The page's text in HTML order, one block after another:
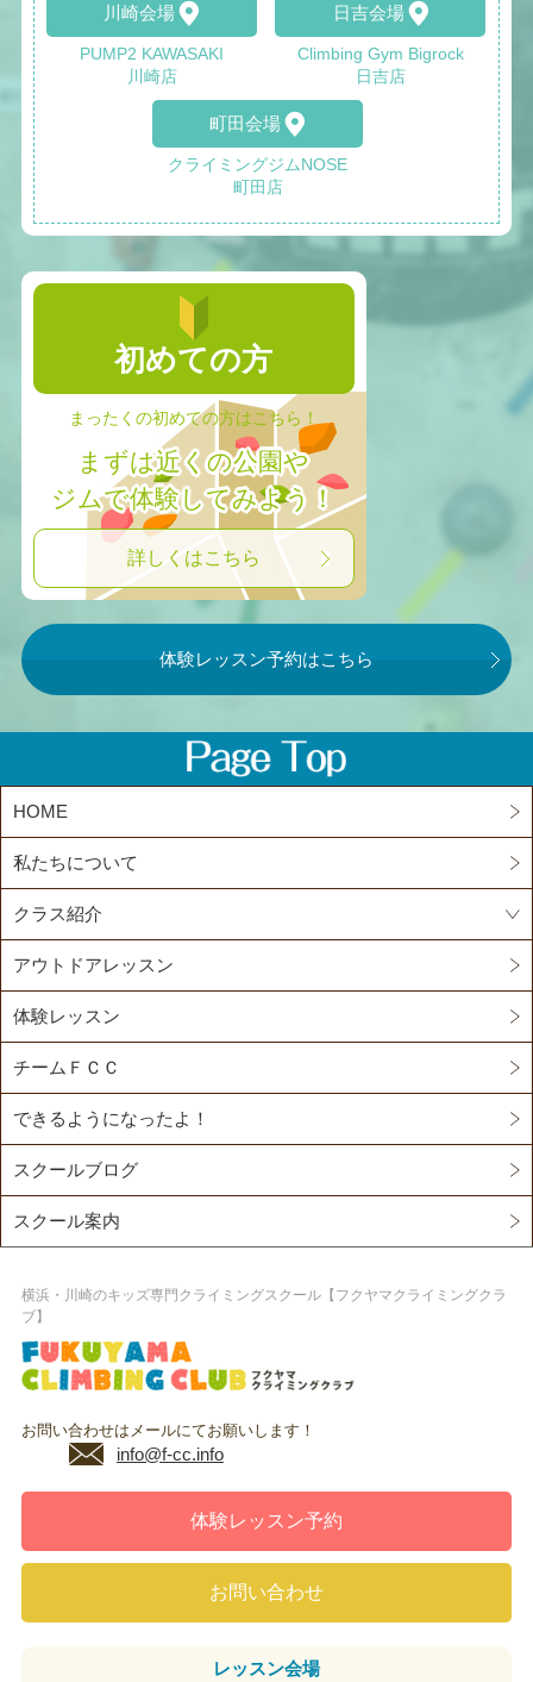
川崎会場
PUMP2 KAWASAKI
川崎店
日吉会場
Climbing Gym Bigrock
日吉店
町田会場
クライミングジムNOSE
町田店
初めての方
まったくの初めての方はこちら！
まずは近くの公園や
ジムで体験してみよう！
詳しくはこちら
体験レッスン予約はこちら
HOME
私たちについて
クラス紹介
アウトドアレッスン
体験レッスン
チームＦＣＣ
できるようになったよ！
スクールブログ
スクール案内
横浜・川崎のキッズ専門クライミングスクール【フクヤマクライミングクラ
ブ】
お問い合わせはメールにてお願いします！
info@f-cc.info
体験レッスン予約
お問い合わせ
レッスン会場